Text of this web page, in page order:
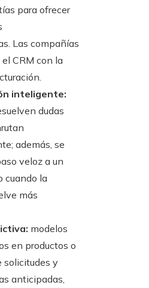
para ofrecer
Las compañías
CRM con la
inteligente:
dudas
además, se
veloz a un
cuando la
más
modelos
en productos o
solicitudes y
anticipadas,